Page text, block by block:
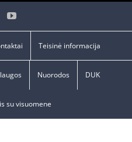
YouTube
Teisinė informacija
Nuorodos DUK
su visuomene